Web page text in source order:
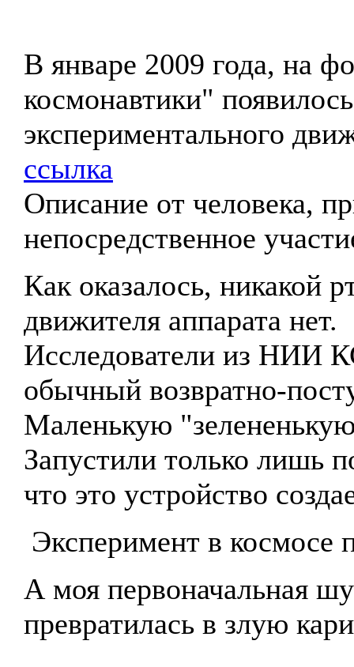
В январе 2009 года, на
космонавтики"
экспериментального
ссылка
Описание от человека,
непосредственное
Как оказалось, никакой
движителя аппарата нет.
Исследователи из НИИ
обычный возвратно-
Маленькую
Запустили только лишь
что это устройство
Эксперимент в космосе
А моя первоначальная
превратилась в злую